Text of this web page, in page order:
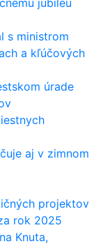
jubileu
s ministrom
a kľúčových
úrade
aj v zimnom
projektov
rok 2025
Knuta,